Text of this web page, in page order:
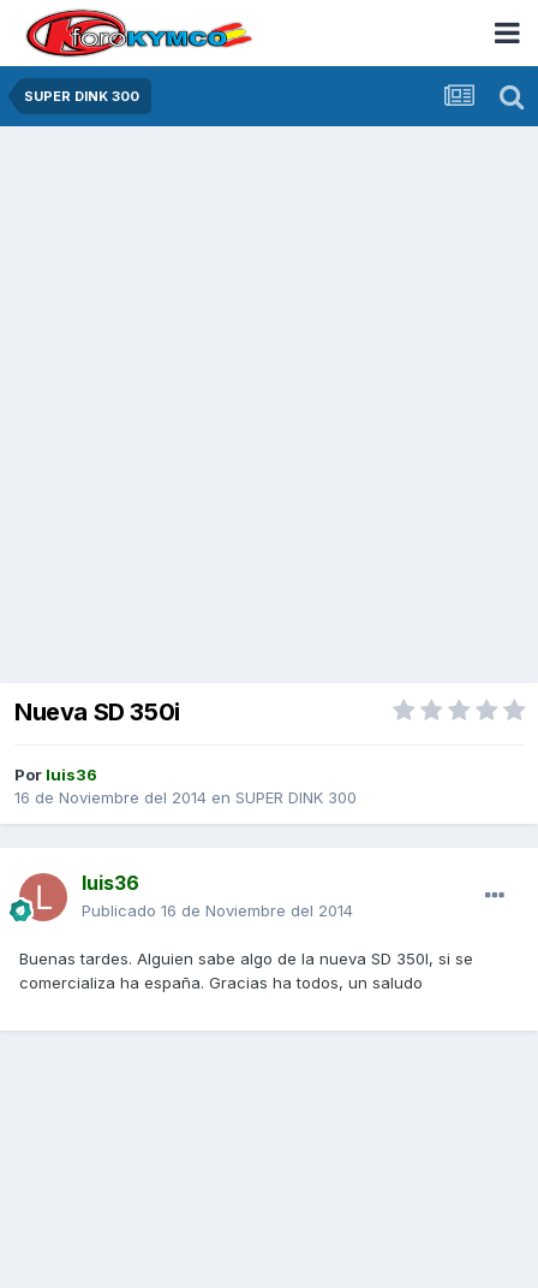
SUPER DINK 300
Nueva SD 350i
Por luis36
16 de Noviembre del 2014 en SUPER DINK 300
luis36
Publicado 16 de Noviembre del 2014
Buenas tardes. Alguien sabe algo de la nueva SD 350I, si se
comercializa ha españa. Gracias ha todos, un saludo